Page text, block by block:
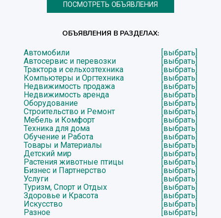
ПОСМОТРЕТЬ ОБЪЯВЛЕНИЯ
ОБЪЯВЛЕНИЯ В РАЗДЕЛАХ:
Автомобили
[выбрать]
Автосервис и перевозки
[выбрать]
Трактора и сельхозтехника
[выбрать]
Компьютеры и Оргтехника
[выбрать]
Недвижимость продажа
[выбрать]
Недвижимость аренда
[выбрать]
Оборудование
[выбрать]
Строительство и Ремонт
[выбрать]
Мебель и Комфорт
[выбрать]
Техника для дома
[выбрать]
Обучение и Работа
[выбрать]
Товары и Материалы
[выбрать]
Детский мир
[выбрать]
Растения животные птицы
[выбрать]
Бизнес и Партнерство
[выбрать]
Услуги
[выбрать]
Туризм, Спорт и Отдых
[выбрать]
Здоровье и Красота
[выбрать]
Искусство
[выбрать]
Разное
[выбрать]